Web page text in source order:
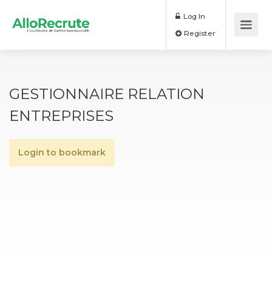
Log In
GESTIONNAIRE RELATION
ENTREPRISES
Login to bookmark